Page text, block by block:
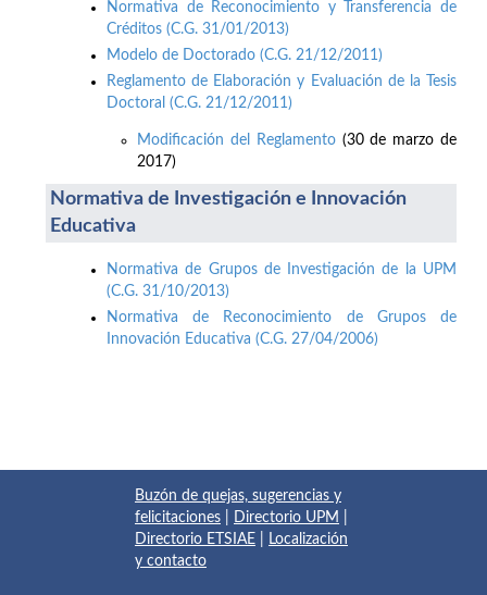
Normativa de Reconocimiento y Transferencia de
Créditos (C.G. 31/01/2013)
Modelo de Doctorado (C.G. 21/12/2011)
Reglamento de Elaboración y Evaluación de la Tesis
Doctoral (C.G. 21/12/2011)
Modificación del Reglamento(30 de marzo de
2017)
Normativa de Investigación e Innovación
Educativa
Normativa de Grupos de Investigación de la UPM
(C.G. 31/10/2013)
Normativa de Reconocimiento de Grupos de
Innovación Educativa (C.G. 27/04/2006)
Buzón de quejas, sugerencias y
felicitaciones
Directorio UPM
Directorio ETSIAE
Localización
y contacto